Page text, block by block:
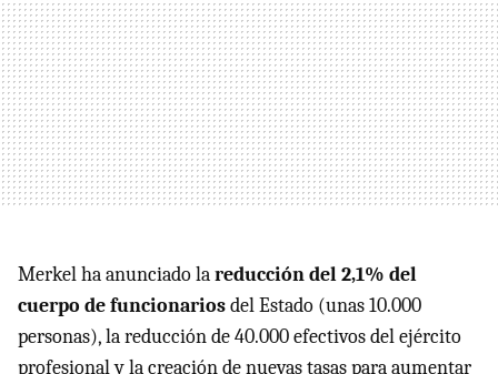
Merkel ha anunciado lareducción del 2,1% del
cuerpo de funcionariosdel Estado (unas 10.000
personas), la reducción de 40.000 efectivos del ejército
profesional y la creación de nuevas tasas para aumentar